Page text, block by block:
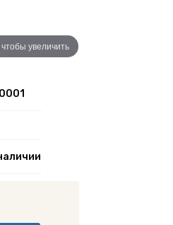
увеличить